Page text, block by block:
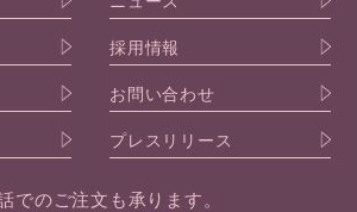
採用情報
お問い合わせ
プレスリリース
でのご注文も承ります。